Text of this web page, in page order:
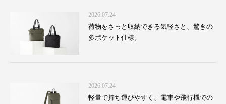
2026.07.24
荷物をさっと収納できる気軽さと、驚きの
多ポケット仕様。
2026.07.24
軽量で持ち運びやすく、電車や飛行機での